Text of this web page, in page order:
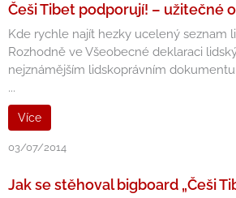
Češi Tibet podporují! – užitečné
Kde rychle najít hezky ucelený seznam
Rozhodně ve Všeobecné deklaraci
nejznámějším lidskoprávním
...
Více
03/07/2014
Jak se stěhoval bigboard „Češi